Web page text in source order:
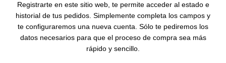
Registrarte en este sitio web, te permite acceder al estado e
historial de tus pedidos. Simplemente completa los campos y
te configuraremos una nueva cuenta. Sólo te pediremos los
datos necesarios para que el proceso de compra sea más
rápido y sencillo.